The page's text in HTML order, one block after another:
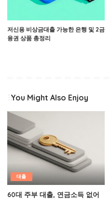
저신용 비상금대출 가능한 은행 및 2금
융권 상품 총정리
You Might Also Enjoy
대출
60대 주부 대출, 연금소득 없어